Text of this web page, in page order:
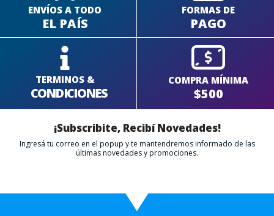
ENVÍOS A TODO
EL PAÍS
FORMAS DE
PAGO
TERMINOS &
CONDICIONES
COMPRA MÍNIMA
$500
¡Subscribite, Recibí Novedades!
Ingresá tu correo en el popup y te mantendremos informado de las
últimas novedades y promociones.